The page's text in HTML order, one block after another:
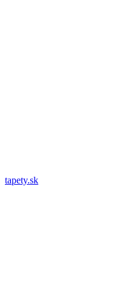
tapety.sk